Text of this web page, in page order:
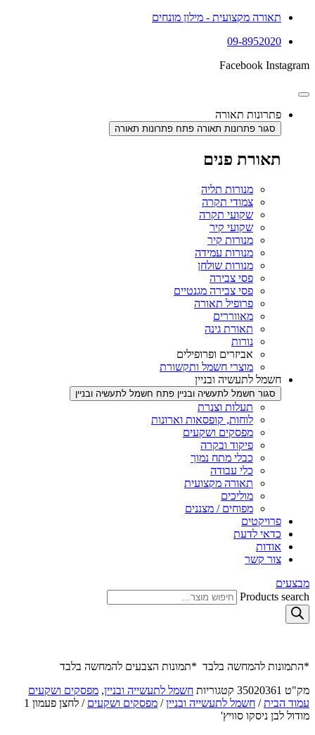
תאורה מקצועית - מילון מונחים
09-8952020
Facebook Instagram
פתרונות תאורה
סגור פתרונות תאורה פתח פתרונות תאורה
תאורת פנים
מנורות תליה
צמודי תקרה
שקועי תקרה
שקועי קיר
מנורות קיר
מנורות עמידה
מנורות שולחן
פסי צבירה
פסי צבירה מגנטיים
פרופיל תאורה
מאווררים
תאורת גינה
נורות
אביזרים ופרופילים
מוצרי חשמל ותקשורת
חשמל לתעשיה ובניין
סגור חשמל לתעשיה ובניין פתח חשמל לתעשיה ובניין
תעלות וצנרת
לוחות, קופסאות וארונות
מפסקים ושקעים
פיקוד ובקרה
כבלי מתח נמוך
כלי עבודה
תאורה מקצועית
מוליכים
מפוחים / מצננים
פרויקטים
כדאי לדעת
אודות
צור קשר
מבצעים
Products search
*התמונות להמחשה בלבד *תמונות הצבעים להמחשה בלבד
מק"ט 35020361 קטגוריות חשמל לתעשייה ובניין, מפסקים ושקעים
עמוד הבית/ חשמל לתעשייה ובניין/ מפסקים ושקעים
/ לחצן פעמון 1
מודול לבן ניסקו סוויץ'